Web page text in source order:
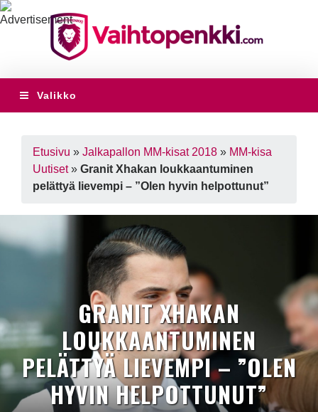
Valikko
Etusivu » Jalkapallon MM-kisat 2018 » MM-kisa
Uutiset» Granit Xhakan loukkaantuminen
pelättyä lievempi – ”Olen hyvin helpottunut”
GRANIT XHAKAN
LOUKKAANTUMINEN
PELÄTTYÄ LIEVEMPI – ”OLEN
HYVIN HELPOTTUNUT”